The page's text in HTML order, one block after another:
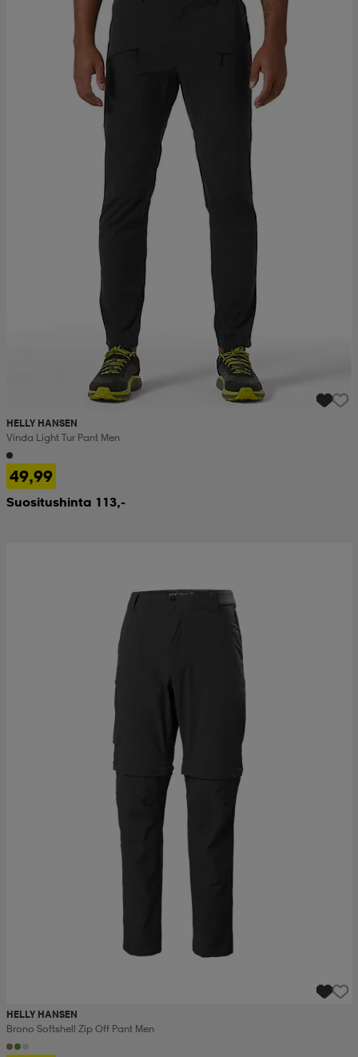
HELLY HANSEN
Vinda Light Tur Pant Men
49,99
Suositushinta 113,-
HELLY HANSEN
Brono Softshell Zip Off Pant Men